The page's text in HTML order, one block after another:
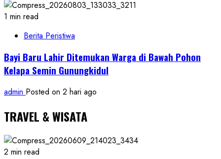
1 min read
Berita Peristiwa
Bayi Baru Lahir Ditemukan Warga di Bawah Pohon
Kelapa Semin Gunungkidul
admin Posted on 2 hari ago
TRAVEL & WISATA
2 min read